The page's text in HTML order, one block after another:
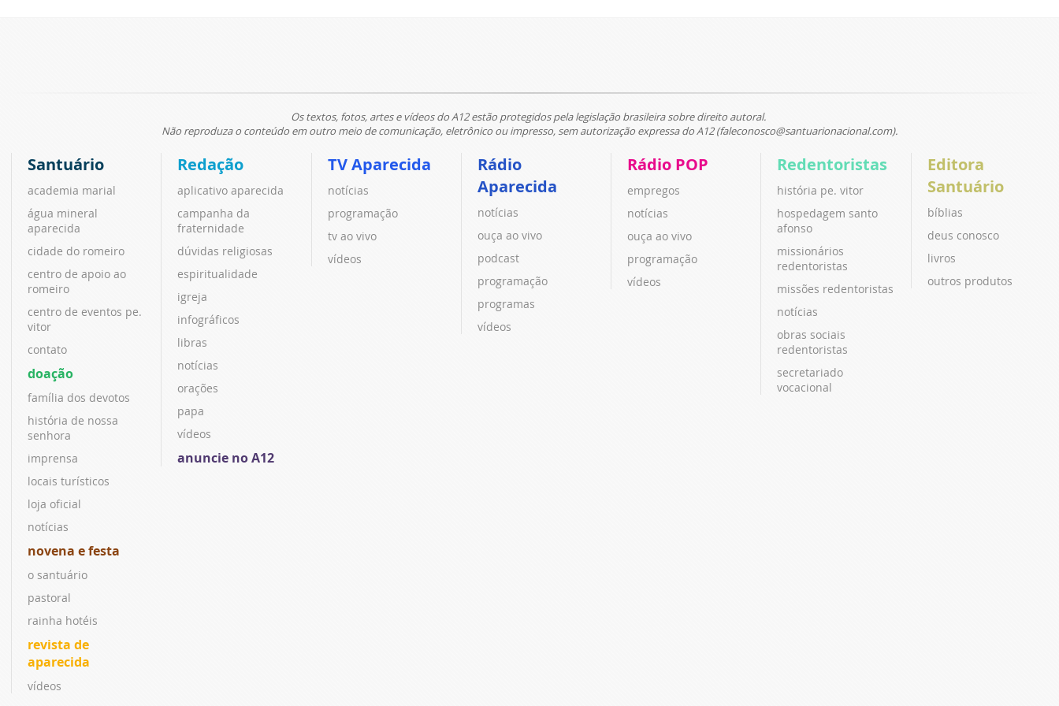
Os textos, fotos, artes e vídeos do A12 estão protegidos pela legislação brasileira sobre direito autoral.
Não reproduza o conteúdo em outro meio de comunicação, eletrônico ou impresso, sem autorização expressa do A12 (faleconosco@santuarionacional.com).
Santuário
academia marial
água mineral
aparecida
cidade do romeiro
centro de apoio ao
romeiro
centro de eventos pe.
vitor
contato
doação
família dos devotos
história de nossa
senhora
imprensa
locais turísticos
loja oficial
notícias
novena e festa
o santuário
pastoral
rainha hotéis
revista de
aparecida
vídeos
Redação
aplicativo aparecida
campanha da
fraternidade
dúvidas religiosas
espiritualidade
igreja
infográficos
libras
notícias
orações
papa
vídeos
anuncie no A12
TV Aparecida
notícias
programação
tv ao vivo
vídeos
Rádio
Aparecida
notícias
ouça ao vivo
podcast
programação
programas
vídeos
Rádio POP
empregos
notícias
ouça ao vivo
programação
vídeos
Redentoristas
história pe. vitor
hospedagem santo
afonso
missionários
redentoristas
missões redentoristas
notícias
obras sociais
redentoristas
secretariado
vocacional
Editora
Santuário
bíblias
deus conosco
livros
outros produtos